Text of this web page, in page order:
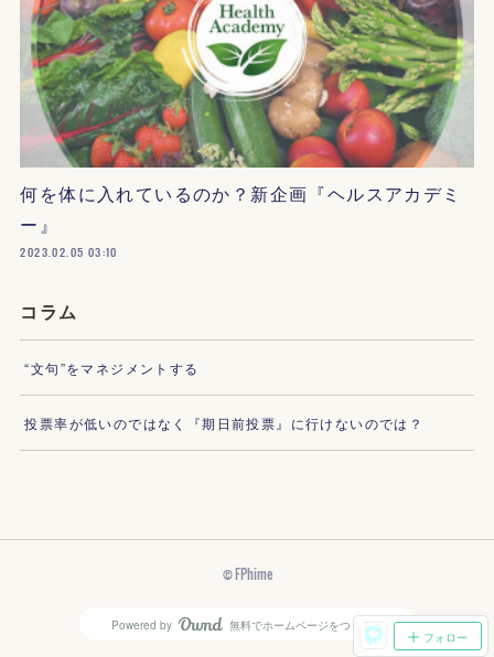
何を体に入れているのか？新企画『ヘルスアカデミ
ー』
2023.02.05 03:10
コラム
“文句”をマネジメントする
投票率が低いのではなく『期日前投票』に行けないのでは？
フォロー
© FPhime
Powered by AmebaOwnd
無料でホームページをつくろう